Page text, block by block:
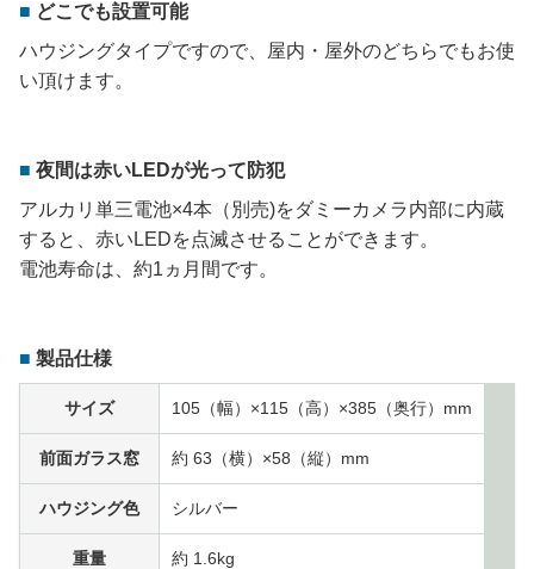
どこでも設置可能
ハウジングタイプですので、屋内・屋外のどちらでもお使
い頂けます。
夜間は赤いLEDが光って防犯
アルカリ単三電池×4本（別売)をダミーカメラ内部に内蔵
すると、赤いLEDを点滅させることができます。
電池寿命は、約1ヵ月間です。
製品仕様
サイズ 105（幅）×115（高）×385（奥行）mm
前面ガラス窓 約 63（横）×58（縦）mm
ハウジング色 シルバー
重量 約 1.6kg